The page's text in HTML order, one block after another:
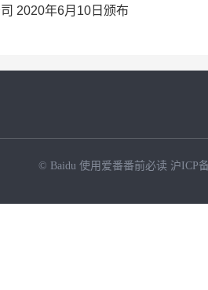
2020年6月10日颁布
© Baidu 使用爱番番前必读 沪ICP